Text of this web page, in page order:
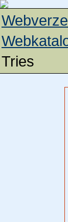
Tries